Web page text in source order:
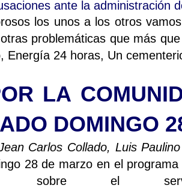
ante la administración
los unos a los otros
problemáticas que más
Energía 24 horas, Un
LA
DOMINGO
Carlos Collado, Luis
28 de marzo en el
sobre el